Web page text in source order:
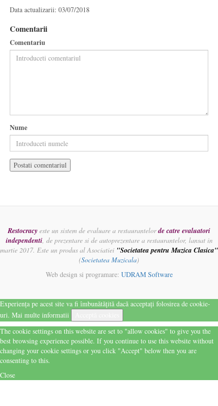
Data actualizarii: 03/07/2018
Comentarii
Comentariu
Nume
Restocracy este un sistem de evaluare a restaurantelorde catre evaluatori
independenti, de prezentare si de autoprezentare a restaurantelor, lansat in
martie 2017. Este un produs al Asociatiei "Societatea pentru Muzica Clasica"
(Societatea Muzicala)
Web design si programare: UDRAM Software
Experiența pe acest site va fi îmbunătățită dacă acceptați folosirea de cookie-
uri. Mai multe informatii
The cookie settings on this website are set to "allow cookies" to give you the
best browsing experience possible. If you continue to use this website without
changing your cookie settings or you click "Accept" below then you are
consenting to this.
Close